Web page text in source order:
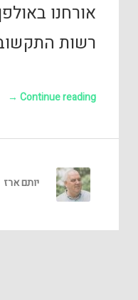
רשות
Continue reading
→
יותם ארז